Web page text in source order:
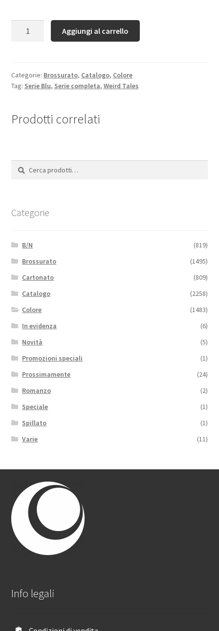
Aggiungi al carrello
Categorie: Brossurato, Catalogo, Colore
Tag: Serie Blu, Serie completa, Weird Tales
Prodotti correlati
Cerca:
Cerca
Categorie
B/N
(819)
Brossurato
(1495)
Cartonato
(809)
Catalogo
(2258)
Colore
(1483)
In evidenza
(6)
Novità
(5)
Promozioni speciali
(1)
Prossimamente
(24)
Romanzo
(2)
Speciale
(1)
Spillato
(1)
Varie
(11)
Info legali